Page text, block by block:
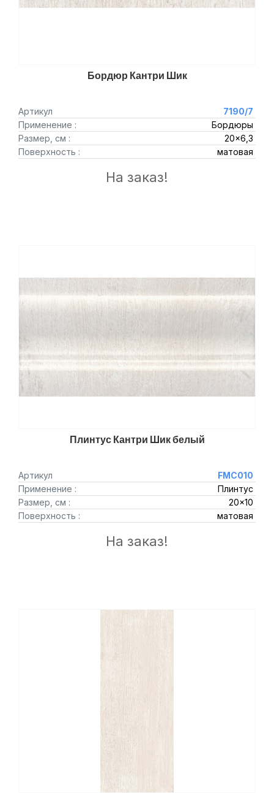
Бордюр Кантри Шик
Артикул
7190/7
Применение :
Бордюры
Размер, см :
20x6,3
Поверхность :
матовая
На заказ!
Плинтус Кантри Шик белый
Артикул
FMC010
Применение :
Плинтус
Размер, см :
20x10
Поверхность :
матовая
На заказ!